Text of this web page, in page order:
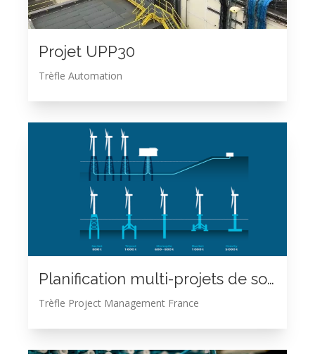
Projet UPP30
Trèfle Automation
Planification multi-projets de sous stations électriques
Trèfle Project Management France